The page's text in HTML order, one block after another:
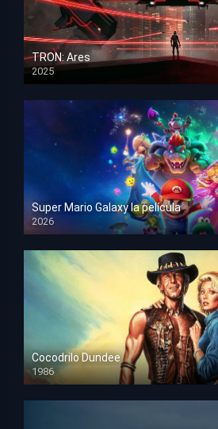
TRON: Ares
2025
HD 1080p
Super Mario Galaxy la película
2026
HD 1080p
Cocodrilo Dundee
1986
HD 1080p